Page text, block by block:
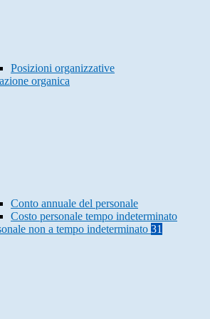
Posizioni organizzative
organica
Conto annuale del personale
Costo personale tempo indeterminato
non a tempo indeterminato 31